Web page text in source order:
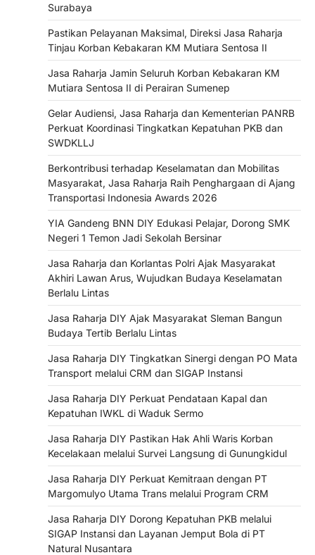
Surabaya
Pastikan Pelayanan Maksimal, Direksi Jasa Raharja
Tinjau Korban Kebakaran KM Mutiara Sentosa II
Jasa Raharja Jamin Seluruh Korban Kebakaran KM
Mutiara Sentosa II di Perairan Sumenep
Gelar Audiensi, Jasa Raharja dan Kementerian PANRB
Perkuat Koordinasi Tingkatkan Kepatuhan PKB dan
SWDKLLJ
Berkontribusi terhadap Keselamatan dan Mobilitas
Masyarakat, Jasa Raharja Raih Penghargaan di Ajang
Transportasi Indonesia Awards 2026
YIA Gandeng BNN DIY Edukasi Pelajar, Dorong SMK
Negeri 1 Temon Jadi Sekolah Bersinar
Jasa Raharja dan Korlantas Polri Ajak Masyarakat
Akhiri Lawan Arus, Wujudkan Budaya Keselamatan
Berlalu Lintas
Jasa Raharja DIY Ajak Masyarakat Sleman Bangun
Budaya Tertib Berlalu Lintas
Jasa Raharja DIY Tingkatkan Sinergi dengan PO Mata
Transport melalui CRM dan SIGAP Instansi
Jasa Raharja DIY Perkuat Pendataan Kapal dan
Kepatuhan IWKL di Waduk Sermo
Jasa Raharja DIY Pastikan Hak Ahli Waris Korban
Kecelakaan melalui Survei Langsung di Gunungkidul
Jasa Raharja DIY Perkuat Kemitraan dengan PT
Margomulyo Utama Trans melalui Program CRM
Jasa Raharja DIY Dorong Kepatuhan PKB melalui
SIGAP Instansi dan Layanan Jemput Bola di PT
Natural Nusantara